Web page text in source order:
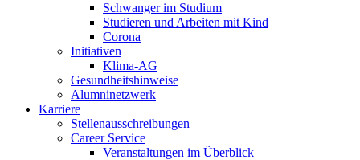
Schwanger im Studium
Studieren und Arbeiten mit Kind
Corona
Initiativen
Klima-AG
Gesundheitshinweise
Alumninetzwerk
Karriere
Stellenausschreibungen
Career Service
Veranstaltungen im Überblick